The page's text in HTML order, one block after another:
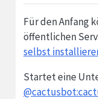
Für den Anfang
öffentlichen
selbst
Startet eine